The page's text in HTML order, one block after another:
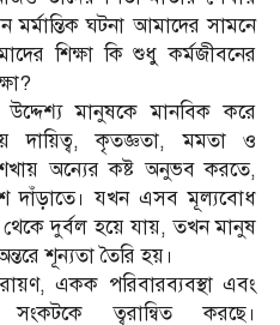
ঘটনা আমাদের সামনে
শিক্ষা কি শুধু কর্মজীবনের
মানুষকে মানবিক করে
দায়িত্ব, কৃতজ্ঞতা, মমতা ও
অন্যের কষ্ট অনুভব করতে,
দাঁড়াতে। যখন এসব মূল্যবোধ
দুর্বল হয়ে যায়, তখন মানুষ
শূন্যতা তৈরি হয়।
একক পরিবারব্যবস্থা এবং
ত্বরান্বিত করছে।